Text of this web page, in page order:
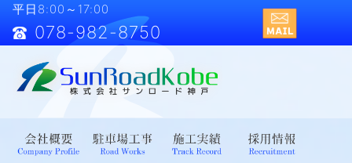
平日8:00～17:00
078-982-8750